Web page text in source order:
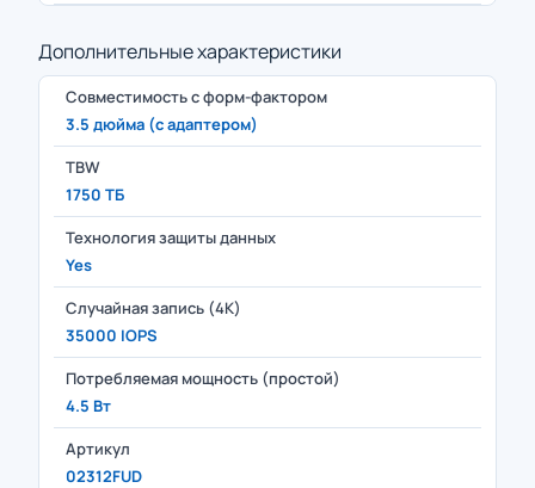
Дополнительные характеристики
Совместимость с форм-фактором
3.5 дюйма (с адаптером)
TBW
1750 ТБ
Технология защиты данных
Yes
Случайная запись (4K)
35000 IOPS
Потребляемая мощность (простой)
4.5 Вт
Артикул
02312FUD